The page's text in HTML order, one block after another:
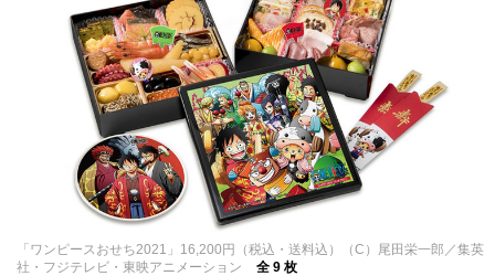
「ワンピースおせち2021」16,200円（税込・送料込）（C）尾田栄一郎／集英
社・フジテレビ・東映アニメーション
全 9 枚